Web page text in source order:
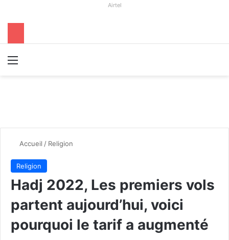
Airtel
Accueil / Religion
Religion
Hadj 2022, Les premiers vols
partent aujourd’hui, voici
pourquoi le tarif a augmenté